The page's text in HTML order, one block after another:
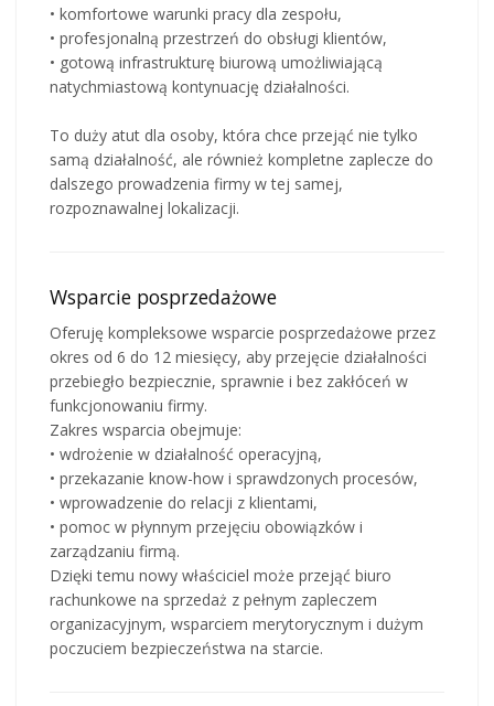
• komfortowe warunki pracy dla zespołu,
• profesjonalną przestrzeń do obsługi klientów,
• gotową infrastrukturę biurową umożliwiającą
natychmiastową kontynuację działalności.
To duży atut dla osoby, która chce przejąć nie tylko
samą działalność, ale również kompletne zaplecze do
dalszego prowadzenia firmy w tej samej,
rozpoznawalnej lokalizacji.
Wsparcie posprzedażowe
Oferuję kompleksowe wsparcie posprzedażowe przez
okres od 6 do 12 miesięcy, aby przejęcie działalności
przebiegło bezpiecznie, sprawnie i bez zakłóceń w
funkcjonowaniu firmy.
Zakres wsparcia obejmuje:
• wdrożenie w działalność operacyjną,
• przekazanie know-how i sprawdzonych procesów,
• wprowadzenie do relacji z klientami,
• pomoc w płynnym przejęciu obowiązków i
zarządzaniu firmą.
Dzięki temu nowy właściciel może przejąć biuro
rachunkowe na sprzedaż z pełnym zapleczem
organizacyjnym, wsparciem merytorycznym i dużym
poczuciem bezpieczeństwa na starcie.